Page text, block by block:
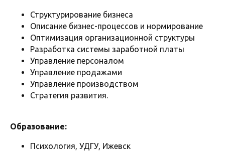
Структурирование бизнеса
Описание бизнес-процессов и нормирование
Оптимизация организационной структуры
Разработка системы заработной платы
Управление персоналом
Управление продажами
Управление производством
Стратегия развития.
Образование:
Психология, УДГУ, Ижевск